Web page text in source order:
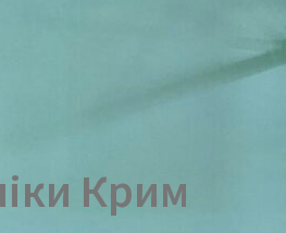
Крим